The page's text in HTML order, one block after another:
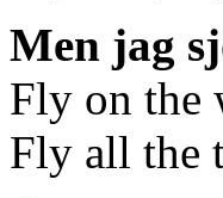
Men jag
Fly on the
Fly all the